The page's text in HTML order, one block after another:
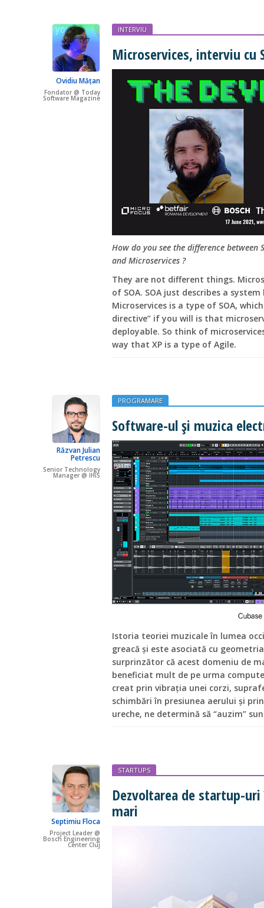
Ovidiu Mățan
Fondator @ Today
Software Magazine
INTERVIU
Microservices, interviu cu
How do you see the difference between
and Microservices ?
They are not different things.
of SOA. SOA just describes a
Microservices is a type of SOA,
directive” if you will is that
deployable. So think of
way that XP is a type of Agile.
Răzvan Julian
Petrescu
Senior Technology
Manager @ IHiS
PROGRAMARE
Software-ul și muzica
Istoria teoriei muzicale în lumea
greacă și este asociată cu
surprinzător că acest domeniu de
beneficiat mult de pe urma
creat prin vibrația unei corzi,
schimbări în presiunea aerului și
ureche, ne determină să “auzim”
Septimiu Floca
Project Leader @
Bosch Engineering
Center Cluj
STARTUPS
Dezvoltarea de startup-
mari